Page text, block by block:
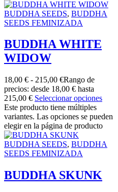
BUDDHA SEEDS, BUDDHA
SEEDS FEMINIZADA
BUDDHA WHITE
WIDOW
18,00 € - 215,00 €Rango de
precios: desde 18,00 € hasta
215,00 € Seleccionar opciones
Este producto tiene múltiples
variantes. Las opciones se pueden
elegir en la página de producto
BUDDHA SEEDS, BUDDHA
SEEDS FEMINIZADA
BUDDHA SKUNK